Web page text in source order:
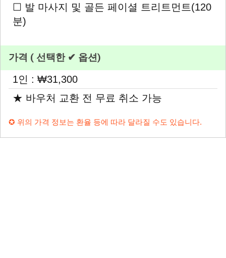
☐ 발 마사지 및 골든 페이셜 트리트먼트(120
분)
가격 ( 선택한 ✔ 옵션)
1인 : ₩31,300
★ 바우처 교환 전 무료 취소 가능
✪ 위의 가격 정보는 환율 등에 따라 달라질 수도 있습니다.